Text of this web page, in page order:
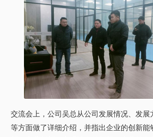
交流会上，公司吴总从公司发展情况、发展
等方面做了详细介绍，并指出企业的创新能